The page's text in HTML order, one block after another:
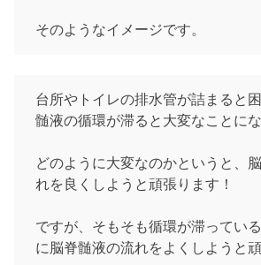
そのようなイメージです。
台所やトイレの排水管が詰まると
髄液の循環が滞ると大変なことにな
どのように大変なのかというと、
れを良くしようと頑張ります！
ですが、そもそも循環が滞ってい
に脳脊髄液の流れをよくしようと頑